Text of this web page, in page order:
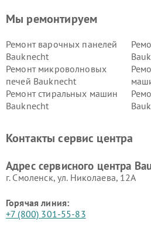
Мы ремонтируем
Ремонт варочных панелей
Bauknecht
Ремонт микроволновых
печей Bauknecht
Ремонт стиральных машин
Bauknecht
Контакты сервис центра
Адрес сервисного центра
г. Смоленск, ул. Николаева, 12А
Горячая линия:
+7 (800) 301-55-83